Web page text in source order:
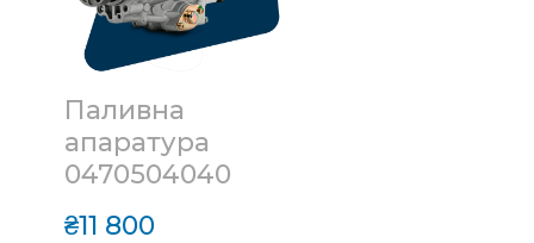
Паливна
апаратура
0470504040
₴11 800